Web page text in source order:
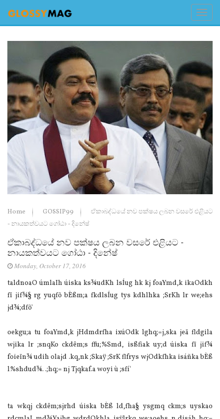
Home GOSSIP99
ඒකාබද්ධයේ නව පක්ෂය ලබන වසරේ එළියට
- නායකත්වයට ගෝඨා - දිනේෂ්
ඒකාබද්ධයේ නව පක්ෂය ලබන වසරේ එළියට -
නායකත්වයට ගෝඨා - දිනේෂ්
Monday, October 17, 2016
taldnoaO úmlaIh úiska ks¾udKh lsÍug hk kj foaYmd,k ikaOdkh
fï jif¾§ rg yuqfõ bÈßm;a fkdlsÍug tys kdhlhka ;SrKh lr we;ehs
jd¾;dfõ'
oekgu;a tu foaYmd,k jHdmdrfha ixúOdk lghq;=j,ska jeä fldgila
wjika lr ;snqKo ckdêm;s ffu;%Smd, isßfiak uy;d úiska fï jif¾
foieïn¾ udih olajd .kq,nk ;Skaÿ ;SrK flfrys wjOdkfhka isáñka bÈß
l%shdud¾. .;hq;= nj Tjqkaf.a woyi ù ;sfí'
ta wkqj ckdêm;sjrhd úiska bÈß ld,fha§ ysgmq ckm;s uyskao